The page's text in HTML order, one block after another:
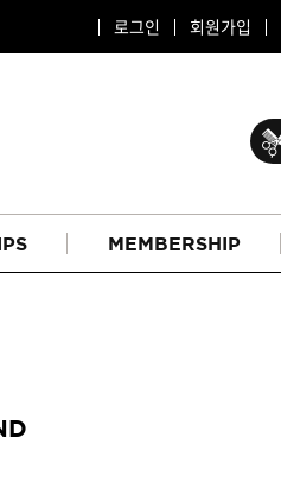
회원가입
로그인
MEMBERSHIP